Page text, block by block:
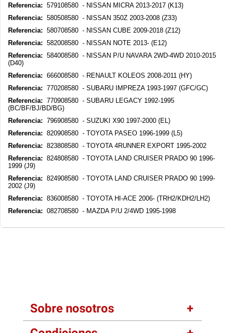
Referencia: 579108580 - NISSAN MICRA 2013-2017 (K13)
Referencia: 580508580 - NISSAN 350Z 2003-2008 (Z33)
Referencia: 580708580 - NISSAN CUBE 2009-2018 (Z12)
Referencia: 582008580 - NISSAN NOTE 2013- (E12)
Referencia: 584008580 - NISSAN P/U NAVARA 2WD-4WD 2010-2015
(D40)
Referencia: 666008580 - RENAULT KOLEOS 2008-2011 (HY)
Referencia: 770208580 - SUBARU IMPREZA 1993-1997 (GFC/GC)
Referencia: 770908580 - SUBARU LEGACY 1992-1995
(BC/BF/BJ/BD/BG)
Referencia: 796908580 - SUZUKI X90 1997-2000 (EL)
Referencia: 820908580 - TOYOTA PASEO 1996-1999 (L5)
Referencia: 823808580 - TOYOTA 4RUNNER EXPORT 1995-2002
Referencia: 824808580 - TOYOTA LAND CRUISER PRADO 90 1996-
1999 (J9)
Referencia: 824908580 - TOYOTA LAND CRUISER PRADO 90 1999-
2002 (J9)
Referencia: 836008580 - TOYOTA HI-ACE 2006- (TRH2/KDH2/LH2)
Referencia: 082708580 - MAZDA P/U 2/4WD 1995-1998
Sobre nosotros